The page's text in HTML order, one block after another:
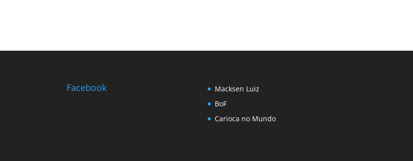
Facebook
Macksen Luiz
BoF
Carioca no Mundo